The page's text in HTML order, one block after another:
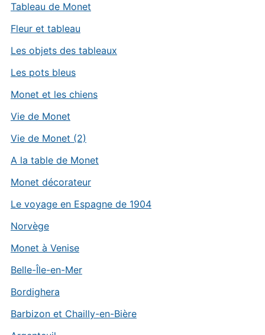
Tableau de Monet
Fleur et tableau
Les objets des tableaux
Les pots bleus
Monet et les chiens
Vie de Monet
Vie de Monet (2)
A la table de Monet
Monet décorateur
Le voyage en Espagne de 1904
Norvège
Monet à Venise
Belle-Île-en-Mer
Bordighera
Barbizon et Chailly-en-Bière